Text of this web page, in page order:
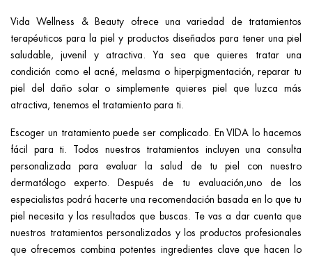
Vida Wellness & Beauty ofrece una variedad de tratamientos
terapéuticos para la piel y productos diseñados para tener una piel
saludable, juvenil y atractiva. Ya sea que quieres tratar una
condición como el acné, melasma o hiperpigmentación, reparar tu
piel del daño solar o simplemente quieres piel que luzca más
atractiva, tenemos el tratamiento para ti.
Escoger un tratamiento puede ser complicado. En VIDA lo hacemos
fácil para ti. Todos nuestros tratamientos incluyen una consulta
personalizada para evaluar la salud de tu piel con nuestro
dermatólogo experto. Después de tu evaluación,uno de los
especialistas podrá hacerte una recomendación basada en lo que tu
piel necesita y los resultados que buscas. Te vas a dar cuenta que
nuestros tratamientos personalizados y los productos profesionales
que ofrecemos combina potentes ingredientes clave que hacen lo